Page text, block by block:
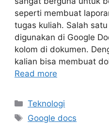
seperti membuat
tugas kuliah. Salah
digunakan di Google
kolom di dokumen.
kalian bisa membuat
Read more
Categories
Teknologi
Tags
Google docs